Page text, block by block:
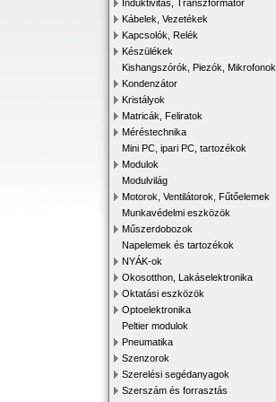
Induktivitás, Transzformátor
Kábelek, Vezetékek
Kapcsolók, Relék
Készülékek
Kishangszórók, Piezók, Mikrofonok
Kondenzátor
Kristályok
Matricák, Feliratok
Méréstechnika
Mini PC, ipari PC, tartozékok
Modulok
Modulvilág
Motorok, Ventilátorok, Fűtőelemek
Munkavédelmi eszközök
Műszerdobozok
Napelemek és tartozékok
NYÁK-ok
Okosotthon, Lakáselektronika
Oktatási eszközök
Optoelektronika
Peltier modulok
Pneumatika
Szenzorok
Szerelési segédanyagok
Szerszám és forrasztás